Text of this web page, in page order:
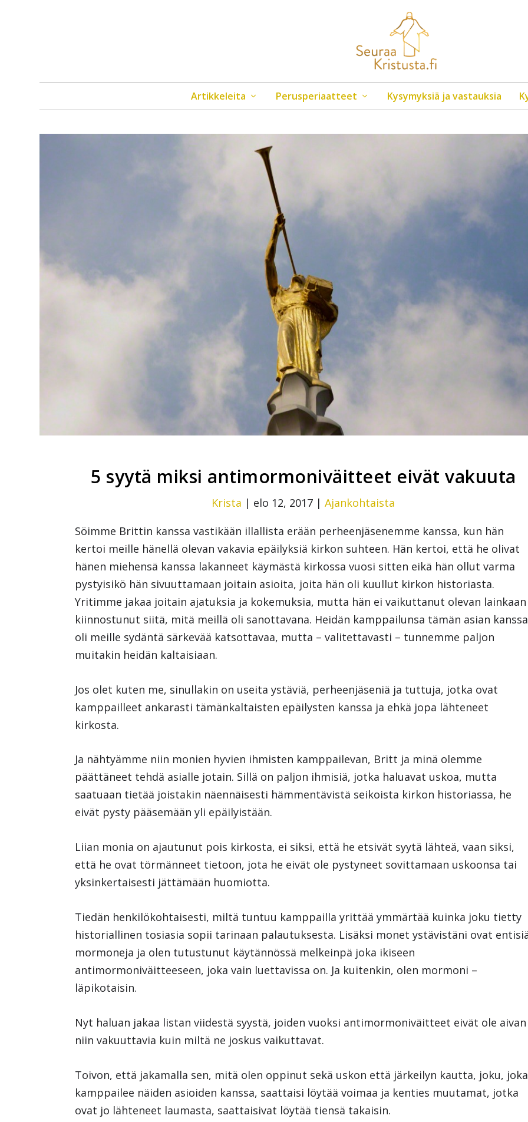
Artikkeleita Perusperiaatteet Kysymyksiä ja vastauksia
5 syytä miksi antimormoniväitteet eivät vakuuta
Krista | elo 12, 2017 |Ajankohtaista
Söimme Brittin kanssa vastikään illallista erään perheenjäsenemme kanssa, kun hän
kertoi meille hänellä olevan vakavia epäilyksiä kirkon suhteen. Hän kertoi, että he olivat
hänen miehensä kanssa lakanneet käymästä kirkossa vuosi sitten eikä hän ollut varma
pystyisikö hän sivuuttamaan joitain asioita, joita hän oli kuullut kirkon historiasta.
Yritimme jakaa joitain ajatuksia ja kokemuksia, mutta hän ei vaikuttanut olevan lainkaan
kiinnostunut siitä, mitä meillä oli sanottavana. Heidän kamppailunsa tämän asian kanssa
oli meille sydäntä särkevää katsottavaa, mutta – valitettavasti – tunnemme paljon
muitakin heidän kaltaisiaan.
Jos olet kuten me, sinullakin on useita ystäviä, perheenjäseniä ja tuttuja, jotka ovat
kamppailleet ankarasti tämänkaltaisten epäilysten kanssa ja ehkä jopa lähteneet
kirkosta.
Ja nähtyämme niin monien hyvien ihmisten kamppailevan, Britt ja minä olemme
päättäneet tehdä asialle jotain. Sillä on paljon ihmisiä, jotka haluavat uskoa, mutta
saatuaan tietää joistakin näennäisesti hämmentävistä seikoista kirkon historiassa, he
eivät pysty pääsemään yli epäilyistään.
Liian monia on ajautunut pois kirkosta, ei siksi, että he etsivät syytä lähteä, vaan siksi,
että he ovat törmänneet tietoon, jota he eivät ole pystyneet sovittamaan uskoonsa tai
yksinkertaisesti jättämään huomiotta.
Tiedän henkilökohtaisesti, miltä tuntuu kamppailla yrittää ymmärtää kuinka joku tietty
historiallinen tosiasia sopii tarinaan palautuksesta. Lisäksi monet ystävistäni ovat
mormoneja ja olen tutustunut käytännössä melkeinpä joka ikiseen
antimormoniväitteeseen, joka vain luettavissa on. Ja kuitenkin, olen mormoni –
läpikotaisin.
Nyt haluan jakaa listan viidestä syystä, joiden vuoksi antimormoniväitteet eivät ole aivan
niin vakuuttavia kuin miltä ne joskus vaikuttavat.
Toivon, että jakamalla sen, mitä olen oppinut sekä uskon että järkeilyn kautta, joku, joka
kamppailee näiden asioiden kanssa, saattaisi löytää voimaa ja kenties muutamat, jotka
ovat jo lähteneet laumasta, saattaisivat löytää tiensä takaisin.